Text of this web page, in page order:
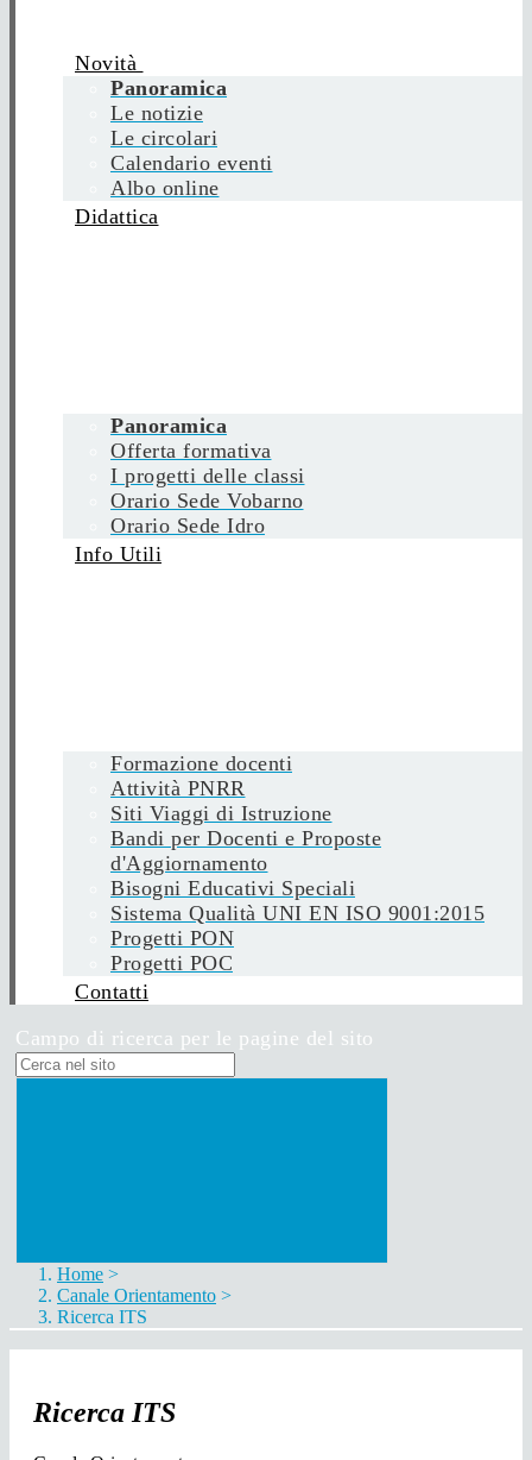
Novità
Panoramica
Le notizie
Le circolari
Calendario eventi
Albo online
Didattica
Panoramica
Offerta formativa
I progetti delle classi
Orario Sede Vobarno
Orario Sede Idro
Info Utili
Formazione docenti
Attività PNRR
Siti Viaggi di Istruzione
Bandi per Docenti e Proposte
d'Aggiornamento
Bisogni Educativi Speciali
Sistema Qualità UNI EN ISO 9001:2015
Progetti PON
Progetti POC
Contatti
Campo di ricerca per le pagine del sito
Home >
Canale Orientamento >
Ricerca ITS
Ricerca ITS